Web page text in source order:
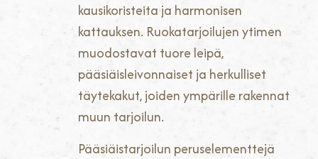
kausikoristeita ja harmonisen
kattauksen. Ruokatarjoilujen ytimen
muodostavat tuore leipä,
pääsiäisleivonnaiset ja herkulliset
täytekakut, joiden ympärille rakennat
muun tarjoilun.
Pääsiäistarjoilun peruselementtejä